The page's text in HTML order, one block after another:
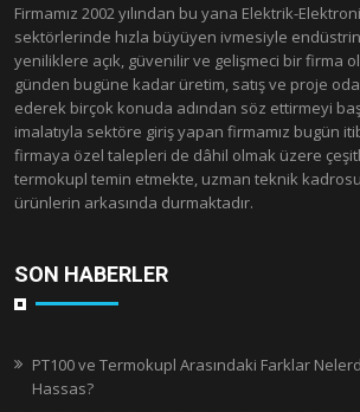
Firmamız 2002 yılından bu yana Elektrik-
sektörlerinde hızla büyüyen ivmesiyle
yeniliklere açık, güvenilir ve gelişmeci bir firma
günden bugüne kadar üretim, satış ve proje
ederek birçok konuda adından söz ettirmeyi
imalatıyla sektöre giriş yapan firmamız bugün
firmaya özel talepleri de dâhil olmak üzere
termokupl temin etmekte, uzman teknik
ürünlerin arkasında durmaktadır.
SON HABERLER
PT100 ve Termokupl Arasındaki Farklar
Hassas?